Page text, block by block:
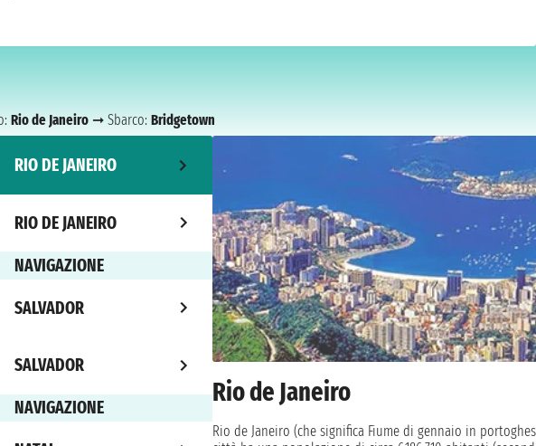
Rio de Janeiro ➞ Sbarco: Bridgetown
RIO DE JANEIRO
RIO DE JANEIRO
NAVIGAZIONE
SALVADOR
SALVADOR
NAVIGAZIONE Rio de Janeiro
Rio de Janeiro (che significa Fiume di gennaio in